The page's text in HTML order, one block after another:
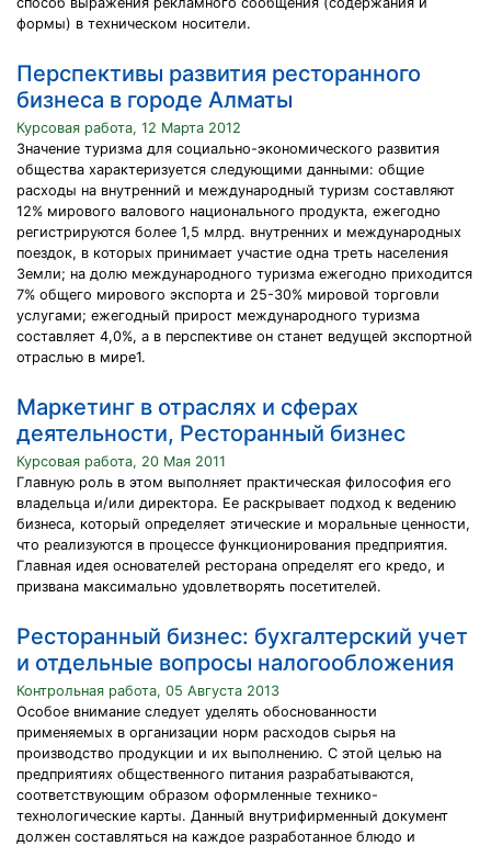
формы) в техническом носители.
Перспективы развития ресторанного
бизнеса в городе Алматы
Курсовая работа, 12 Марта 2012
Значение туризма для социально-экономического развития
общества характеризуется следующими данными: общие
расходы на внутренний и международный туризм составляют
12% мирового валового национального продукта, ежегодно
регистрируются более 1,5 млрд. внутренних и международных
поездок, в которых принимает участие одна треть населения
Земли; на долю международного туризма ежегодно приходится
7% общего мирового экспорта и 25-30% мировой торговли
услугами; ежегодный прирост международного туризма
составляет 4,0%, а в перспективе он станет ведущей экспортной
отраслью в мире1.
Маркетинг в отраслях и сферах
деятельности, Ресторанный бизнес
Курсовая работа, 20 Мая 2011
Главную роль в этом выполняет практическая философия его
владельца и/или директора. Ее раскрывает подход к ведению
бизнеса, который определяет этические и моральные ценности,
что реализуются в процессе функционирования предприятия.
Главная идея основателей ресторана определят его кредо, и
призвана максимально удовлетворять посетителей.
Ресторанный бизнес: бухгалтерский учет
и отдельные вопросы налогообложения
Контрольная работа, 05 Августа 2013
Особое внимание следует уделять обоснованности
применяемых в организации норм расходов сырья на
производство продукции и их выполнению. С этой целью на
предприятиях общественного питания разрабатываются,
соответствующим образом оформленные технико-
технологические карты. Данный внутрифирменный документ
должен составляться на каждое разработанное блюдо и